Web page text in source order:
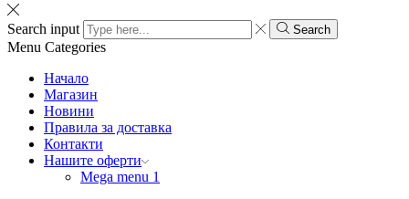
Search input Search
Menu Categories
Начало
Магазин
Новини
Правила за доставка
Контакти
Нашите оферти
Mega menu 1